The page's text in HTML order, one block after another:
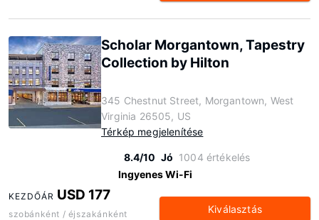
Scholar Morgantown, Tapestry
Collection by Hilton
345 Chestnut Street, Morgantown, West
Virginia 26505, US
Térkép megjelenítése
8.4/10 Jó 1004 értékelés
Ingyenes Wi-Fi
KEZDŐÁR USD 177
szobánként / éjszakánként Kiválasztás